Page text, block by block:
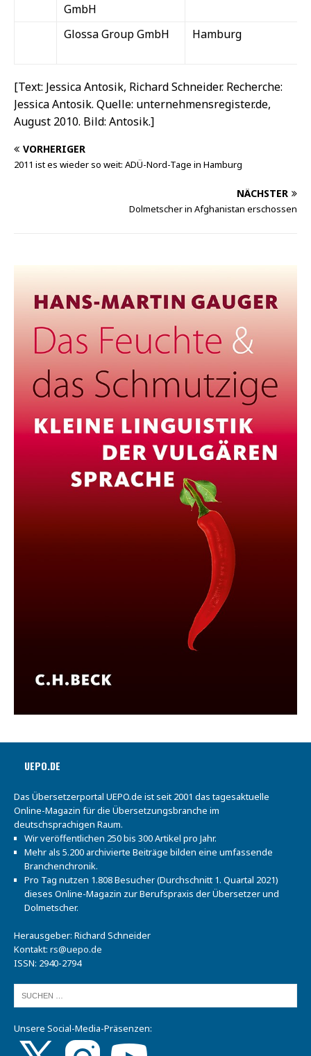
GmbH
Glossa Group GmbH Hamburg
[Text: Jessica Antosik, Richard Schneider. Recherche:
Jessica Antosik. Quelle: unternehmensregister.de,
August 2010. Bild: Antosik.]
VORHERIGER
2011 ist es wieder so weit: ADÜ-Nord-Tage in Hamburg
NÄCHSTER
Dolmetscher in Afghanistan erschossen
UEPO.DE
Das Übersetzerportal UEPO.de ist seit 2001 das tagesaktuelle
Online-Magazin für die Übersetzungsbranche im
deutschsprachigen Raum.
Wir veröffentlichen 250 bis 300 Artikel pro Jahr.
Mehr als 5.200 archivierte Beiträge bilden eine umfassende
Branchenchronik.
Pro Tag nutzen 1.808 Besucher (Durchschnitt 1. Quartal 2021)
dieses Online-Magazin zur Berufspraxis der Übersetzer und
Dolmetscher.
Herausgeber: Richard Schneider
Kontakt: rs@uepo.de
ISSN: 2940-2794
Unsere Social-Media-Präsenzen: